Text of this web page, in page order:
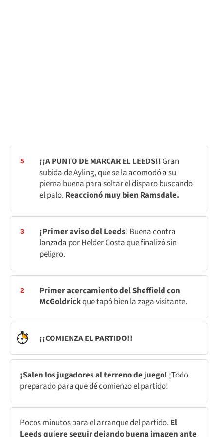
5 ¡¡A PUNTO DE MARCAR EL LEEDS!! Gran
subida de Ayling, que se la acomodó a su
pierna buena para soltar el disparo buscando
el palo. Reaccionó muy bien Ramsdale.
3 ¡Primer aviso del Leeds! Buena contra
lanzada por Helder Costa que finalizó sin
peligro.
2
Primer acercamiento del Sheffield con
McGoldrickque tapó bien la zaga visitante.
¡¡COMIENZA EL PARTIDO!!
¡Salen los jugadores al terreno de juego! ¡Todo
preparado para que dé comienzo el partido!
Pocos minutos para el arranque del partido. El
Leeds quiere seguir dejando buena imagen ante